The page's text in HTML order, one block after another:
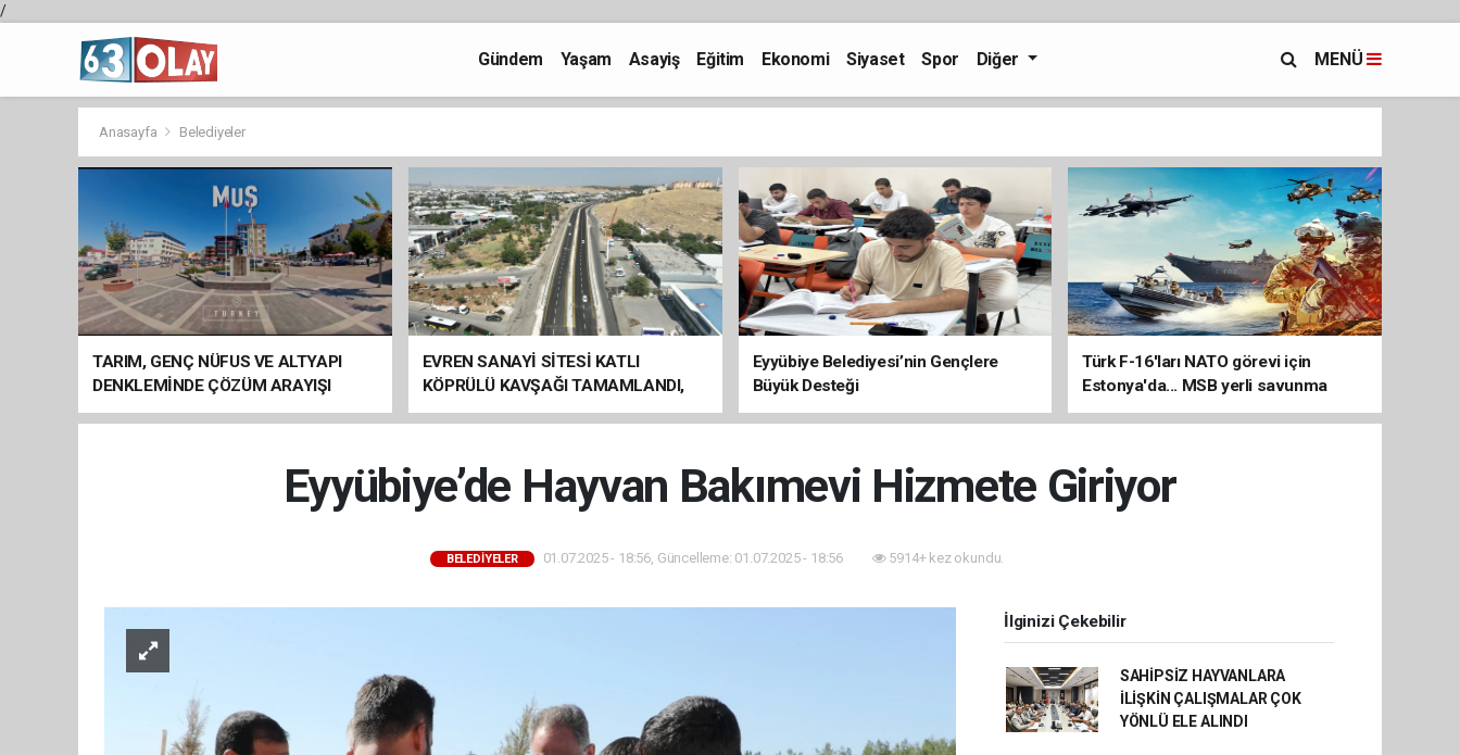
/
Gündem Yaşam Asayiş Eğitim Ekonomi Siyaset Spor Diğer MENÜ
Anasayfa Belediyeler
TARIM, GENÇ NÜFUS VE ALTYAPI
DENKLEMİNDE ÇÖZÜM ARAYIŞI
EVREN SANAYİ SİTESİ KATLI
KÖPRÜLÜ KAVŞAĞI TAMAMLANDI,
ARAÇ GEÇİŞLERİ BAŞLADI
Eyyübiye Belediyesi’nin Gençlere
Büyük Desteği
Türk F-16'ları NATO görevi için
Estonya'da... MSB yerli savunma
sistemleriyle güçleniyor
Eyyübiye’de Hayvan Bakımevi Hizmete Giriyor
BELEDIYELER 01.07.2025 - 18:56, Güncelleme: 01.07.2025 - 18:56 5914+ kez okundu.
İlginizi Çekebilir
SAHİPSİZ HAYVANLARA
İLİŞKİN ÇALIŞMALAR ÇOK
YÖNLÜ ELE ALINDI